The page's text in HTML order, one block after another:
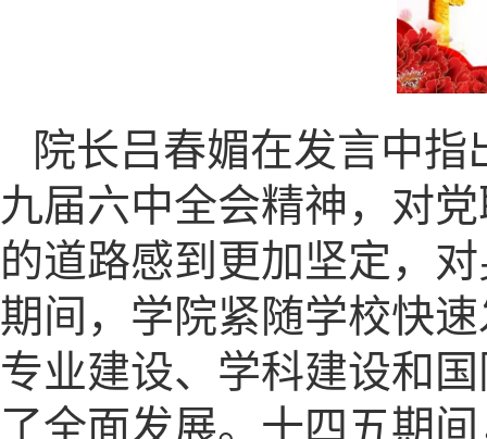
院长吕春媚在发言中
九届六中全会精神，对
的道路感到更加坚定，
期间，学院紧随学校快
专业建设、学科建设和
了全面发展。十四五期